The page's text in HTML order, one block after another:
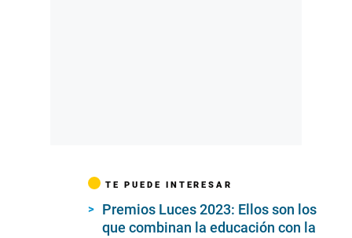
TE PUEDE INTERESAR
Premios Luces 2023: Ellos son los
que combinan la educación con la